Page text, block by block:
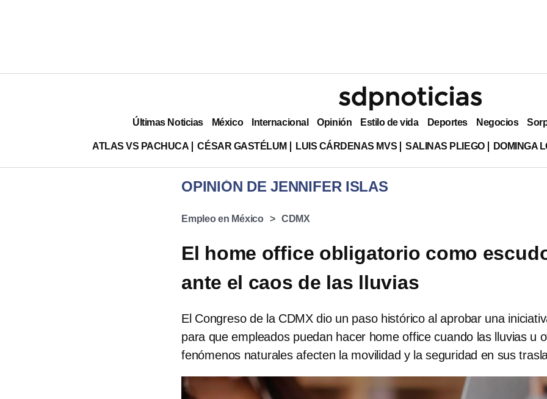
Últimas Noticias México Internacional Opinión Estilo de vida Deportes Negocios
ATLAS VS PACHUCA CÉSAR GASTÉLUM LUIS CÁRDENAS MVS SALINAS PLIEGO DOMINGA
OPINIÓN DE JENNIFER ISLAS
Empleo en México CDMX
El home office obligatorio como
ante el caos de las lluvias
El Congreso de la CDMX dio un paso histórico al aprobar una
para que empleados puedan hacer home office cuando las lluvias u
fenómenos naturales afecten la movilidad y la seguridad en sus